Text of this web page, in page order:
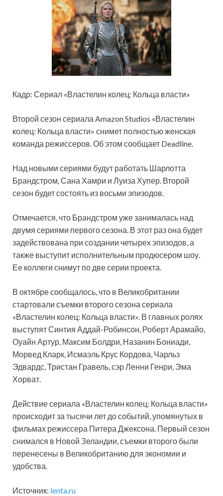
Кадр: Сериал «Властелин колец: Кольца власти»
Второй сезон сериала Amazon Studios «Властелин
колец: Кольца власти» снимет полностью женская
команда режиссеров. Об этом сообщает Deadline.
Над новыми сериями будут работать Шарлотта
Брандстром, Сана Хамри и Луиза Хупер. Второй
сезон будет состоять из восьми эпизодов.
Отмечается, что Брандстром уже занималась над
двумя сериями первого сезона. В этот раз она будет
задействована при создании четырех эпизодов, а
также выступит исполнительным продюсером шоу.
Ее коллеги снимут по две серии проекта.
В октябре сообщалось, что в Великобритании
стартовали съемки второго сезона сериала
«Властелин колец: Кольца власти». В главных ролях
выступят Синтия Аддай-Робинсон, Роберт Арамайо,
Оуайн Артур, Максим Болдри, Назанин Бониади,
Морвед Кларк, Исмаэль Крус Кордова, Чарльз
Эдвардс, Тристан Гравель, сэр Ленни Генри, Эма
Хорват.
Действие сериала «Властелин колец: Кольца власти»
происходит за тысячи лет до событий, упомянутых в
фильмах режиссера Питера Джексона. Первый сезон
снимался в Новой Зеландии, съемки второго были
перенесены в Великобританию для экономии и
удобства.
Источник: lenta.ru